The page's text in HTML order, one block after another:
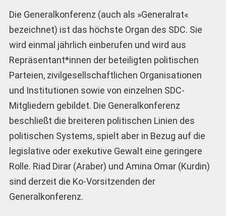
Die Generalkonferenz (auch als »Generalrat«
bezeichnet) ist das höchste Organ des SDC. Sie
wird einmal jährlich einberufen und wird aus
Repräsentant*innen der beteiligten politischen
Parteien, zivilgesellschaftlichen Organisationen
und Institutionen sowie von einzelnen SDC-
Mitgliedern gebildet. Die Generalkonferenz
beschließt die breiteren politischen Linien des
politischen Systems, spielt aber in Bezug auf die
legislative oder exekutive Gewalt eine geringere
Rolle. Riad Dirar (Araber) und Amina Omar (Kurdin)
sind derzeit die Ko-Vorsitzenden der
Generalkonferenz.